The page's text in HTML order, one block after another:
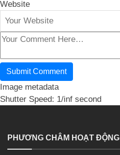
Website
Image metadata
Shutter Speed: 1/inf second
PHƯƠNG CHÂM HOẠT ĐỘNG